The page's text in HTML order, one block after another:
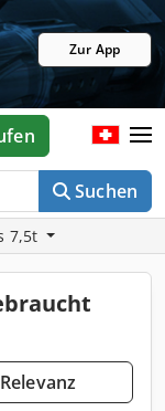
Zur App
Suchen
7,5t